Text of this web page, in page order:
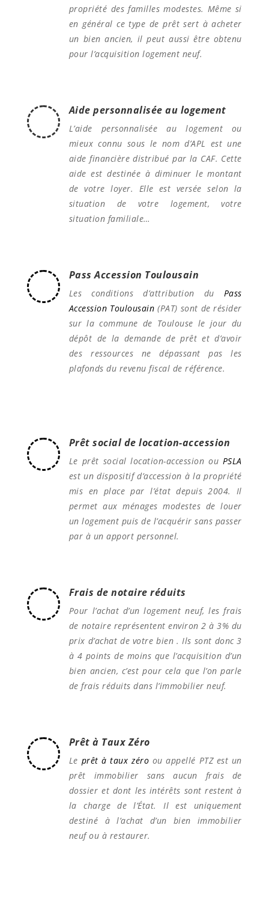
propriété des familles modestes. Même si
en général ce type de prêt sert à acheter
un bien ancien, il peut aussi être obtenu
pour l’acquisition logement neuf.
Aide personnalisée au logement
L’aide personnalisée au logement ou
mieux connu sous le nom d’APL est une
aide financière distribué par la CAF. Cette
aide est destinée à diminuer le montant
de votre loyer. Elle est versée selon la
situation de votre logement, votre
situation familiale…
Pass Accession Toulousain
Les conditions d’attribution du Pass
Accession Toulousain (PAT) sont de résider
sur la commune de Toulouse le jour du
dépôt de la demande de prêt et d’avoir
des ressources ne dépassant pas les
plafonds du revenu fiscal de référence.
Prêt social de location-accession
Le prêt social location-accession ou PSLA
est un dispositif d’accession à la propriété
mis en place par l’état depuis 2004. Il
permet aux ménages modestes de louer
un logement puis de l’acquérir sans passer
par à un apport personnel.
Frais de notaire réduits
Pour l’achat d’un logement neuf, les frais
de notaire représentent environ 2 à 3% du
prix d’achat de votre bien . Ils sont donc 3
à 4 points de moins que l’acquisition d’un
bien ancien, c’est pour cela que l’on parle
de frais réduits dans l’immobilier neuf.
Prêt à Taux Zéro
Le prêt à taux zéro ou appellé PTZ est un
prêt immobilier sans aucun frais de
dossier et dont les intérêts sont restent à
la charge de l’État. Il est uniquement
destiné à l’achat d’un bien immobilier
neuf ou à restaurer.